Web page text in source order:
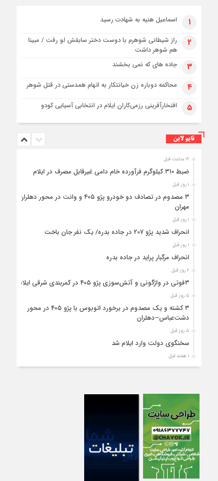
۱ اسماعیل هنیه به شهادت رسید
۲
راز شیطانی شوهرم با دوست دختر سابقش لو رفت / مبینا
هم شوهر داشت
۳ جاده های که نمی بخشند
۴ محاکمه دوباره زن خیانتکار به اتهام همدستی در قتل شوهر
۵ افتخارآفرینی رزمی‌کاران ایلام در انتخابی آسیایی کودو
تایم لاین
۱۹ ساعت قبل
ضبط ۳۱۰ کیلوگرم فرآورده خام دامی غیرقابل مصرف در ایلام
۱ روز قبل
۳ مصدوم در تصادف دو خودرو پژو ۴۰۵ و وانت در محور دهلران-
مهران
۱ روز قبل
انحراف شدید پژو ۲۰۷ در جاده بدره/ یک نفر جان باخت
۱ روز قبل
انحراف مرگبار پراید در جاده بدره
۲ روز قبل
۳فوتی در واژگونی و آتش‌سوزی پژو ۴۰۵ در کمربندی شرقی ایلام
۵ روز قبل
۳ کشته و یک مصدوم در برخورد اتوبوس با پژو ۴۰۵ در محور
دشت‌عباس–دهلران
۵ روز قبل
سخنگوی دولت وارد ایلام شد
۱ هفته قبل
استقرار ۷۱۴ دستگاه اتوبوس در پایانه برکت مهران برای بازگشت
واژگونی مرگبار پژوپارس در محور دهلران/ ۴ زائر اربعین جان باختند
۱ هفته قبل
۴کشته و یک مصدوم در حادثه مرگبار واژگونی خودرو پژو پارس در
دهلران
۱ هفته قبل
انتقال هوایی زائر اربعین از ایلام به تهران
۱ هفته قبل